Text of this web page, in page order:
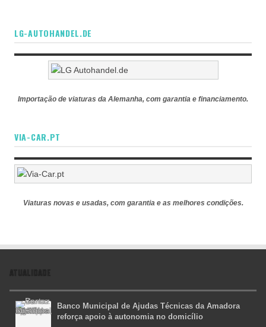
LG-AUTOHANDEL.DE
Importação de viaturas da Alemanha, com garantia e financiamento.
VIA-CAR.PT
Viaturas novas e usadas, com garantia e as melhores condições.
ATUALIDADE
Banco Municipal de Ajudas Técnicas da Amadora
reforça apoio à autonomia no domicílio